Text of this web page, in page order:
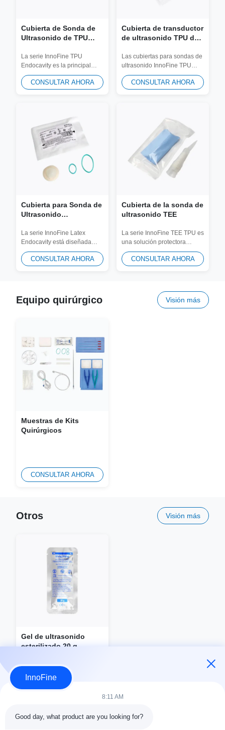
Cubierta de Sonda de
Ultrasonido de TPU
Látex)
La serie InnoFine TPU
Endocavity es la principal
solución sin látex para
imágenes de ultrasonido...
CONSULTAR AHORA
Cubierta de transductor
de ultrasonido TPU de
látex)
Las cubiertas para sondas de
ultrasonido InnoFine TPU
proporcionan una barrera
estéril de alto...
CONSULTAR AHORA
Cubierta para Sonda de
Ultrasonido
La serie InnoFine Latex
Endocavity está diseñada
específicamente para
procedimientos de...
CONSULTAR AHORA
Cubierta de la sonda de
ultrasonido TEE
La serie InnoFine TEE TPU es
una solución protectora
dedicada para la
ecocardiografía...
CONSULTAR AHORA
Equipo quirúrgico Visión más
Muestras de Kits
Quirúrgicos
CONSULTAR AHORA
Otros Visión más
Gel de ultrasonido
esterilizado 20 g
CONSULTAR AHORA
InnoFine
8:11 AM
Good day, what product are you looking for?